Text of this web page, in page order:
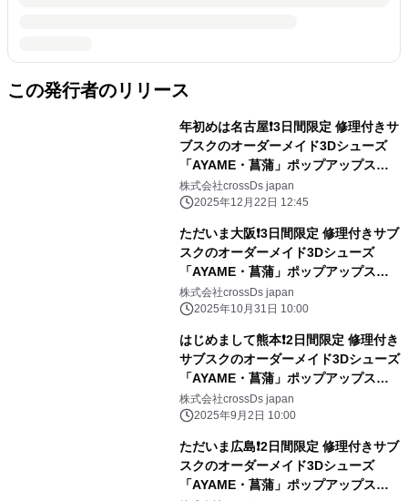
この発行者のリリース
年初めは名古屋❗3日間限定 修理付きサ
ブスクのオーダーメイド3Dシューズ
「AYAME・菖蒲」ポップアップスト
ア開催
株式会社crossDs japan
2025年12月22日 12:45
ただいま大阪❗3日間限定 修理付きサブ
スクのオーダーメイド3Dシューズ
「AYAME・菖蒲」ポップアップスト
ア開催
株式会社crossDs japan
2025年10月31日 10:00
はじめまして熊本❗2日間限定 修理付き
サブスクのオーダーメイド3Dシューズ
「AYAME・菖蒲」ポップアップスト
ア開催
株式会社crossDs japan
2025年9月2日 10:00
ただいま広島❗2日間限定 修理付きサブ
スクのオーダーメイド3Dシューズ
「AYAME・菖蒲」ポップアップスト